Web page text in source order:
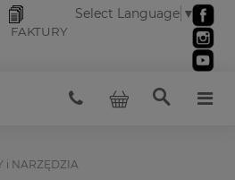
FAKTURY
Select Language ▼
i NARZĘDZIA